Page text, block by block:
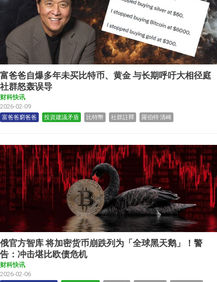
富爸爸自爆多年未买比特币、黄金 与长期呼吁大相径庭
社群怒轰误导
财科快讯
2026-02-09
富爸爸窮爸爸 投資建議矛盾 比特幣 社群註釋 羅伯特‧清崎
俄官方智库 将加密货币崩跌列为「全球黑天鹅」！警
告：冲击堪比欧债危机
财科快讯
2026-02-06